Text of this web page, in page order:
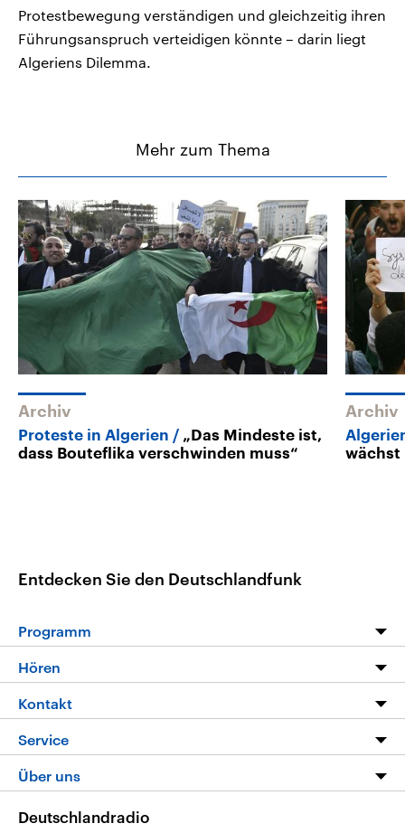
Protestbewegung verständigen und gleichzeitig ihren
Führungsanspruch verteidigen könnte – darin liegt
Algeriens Dilemma.
Mehr zum Thema
Archiv
Proteste in Algerien
„Das Mindeste ist,
dass Bouteflika verschwinden muss“
Archiv
wächst
Entdecken Sie den Deutschlandfunk
Programm
Programm
Die Nachrichten
Nachrichtenleicht
Neue Beiträge auf dlf.de
Hören
Livestream
Podcasts
Deutschlandfunk App
Nachrichten App
Kontakt
Hörerservice
Service
FAQ
Veranstaltungen
Über uns
Deutschlandradio